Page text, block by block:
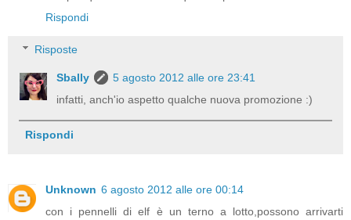
Rispondi
Risposte
Sbally
5 agosto 2012 alle ore 23:41
infatti, anch'io aspetto qualche nuova promozione :)
Rispondi
Unknown 6 agosto 2012 alle ore 00:14
con i pennelli di elf è un terno a lotto,possono arrivarti